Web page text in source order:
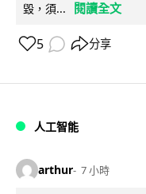
毀，須...
閱讀全文
5 分享
人工智能
arthur 7 小時